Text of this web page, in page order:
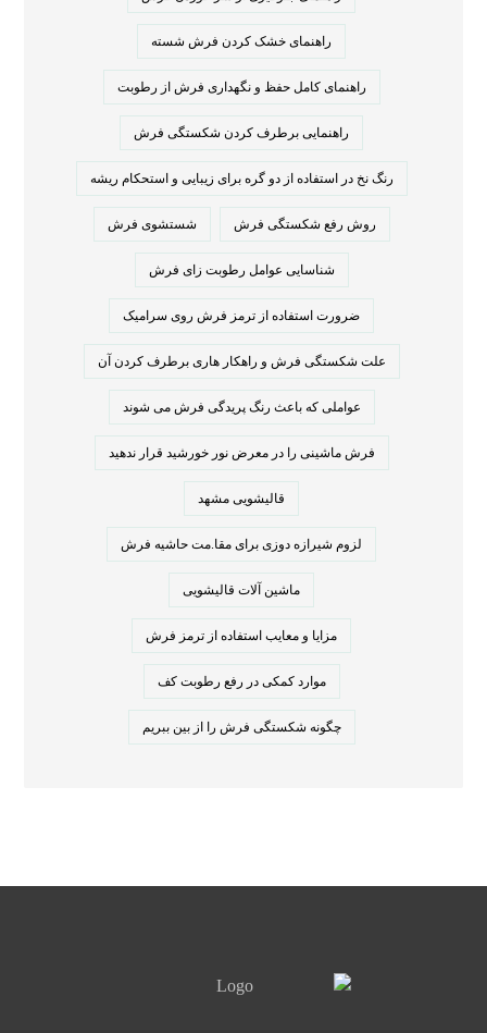
راهنمای خشک کردن فرش شسته
راهنمای کامل حفظ و نگهداری فرش از رطوبت
راهنمایی برطرف کردن شکستگی فرش
رنگ نخ در استفاده از دو گره برای زیبایی و استحکام ریشه
روش رفع شکستگی فرش شستشوی فرش
شناسایی عوامل رطوبت زای فرش
ضرورت استفاده از ترمز فرش روی سرامیک
علت شکستگی فرش و راهکار هاری برطرف کردن آن
عواملی که باعث رنگ پریدگی فرش می شوند
فرش ماشینی را در معرض نور خورشید قرار ندهید
قالیشویی مشهد
لزوم شیرازه دوزی برای مقا.مت حاشیه فرش
ماشین آلات قالیشویی
مزایا و معایب استفاده از ترمز فرش
موارد کمکی در رفع رطوبت کف
چگونه شکستگی فرش را از بین ببریم